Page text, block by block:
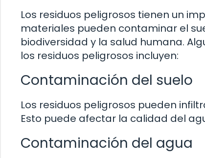
Los residuos peligrosos tienen un
materiales pueden contaminar el
biodiversidad y la salud humana.
los residuos peligrosos incluyen:
Contaminación del suelo
Los residuos peligrosos pueden
Esto puede afectar la calidad del
Contaminación del agua